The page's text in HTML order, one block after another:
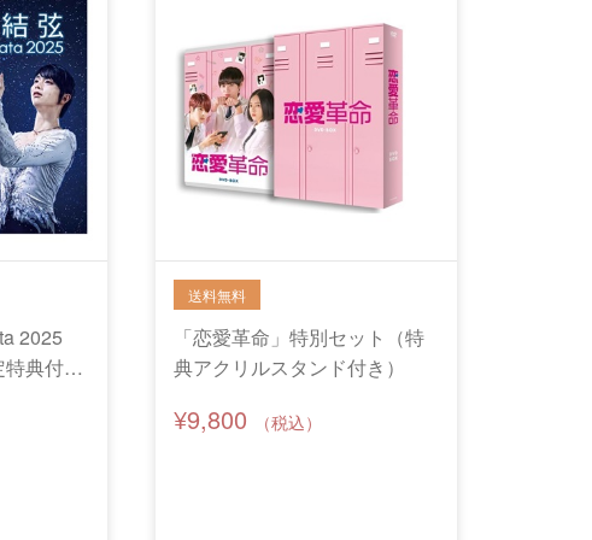
2025
典付
「恋愛革命」特別セット（特
典アクリルスタンド付き）
¥9,800